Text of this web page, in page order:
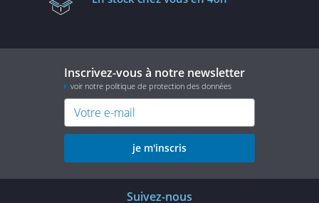
Inscrivez-vous à notre newsletter
voir notre politique de protection des données
je m'inscris
Suivez-nous